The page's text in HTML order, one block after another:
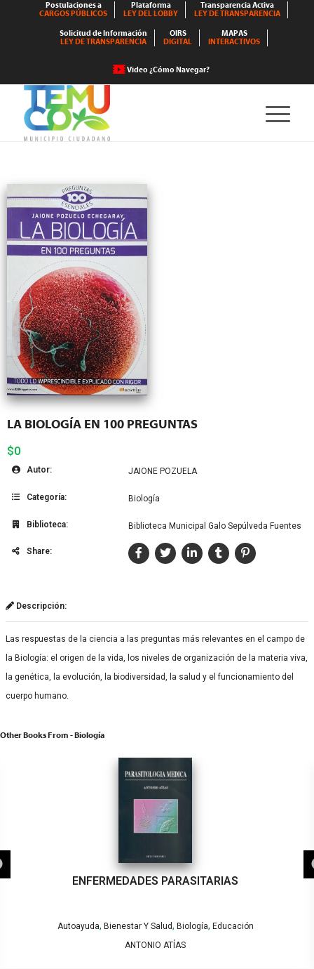
Postulaciones a
CARGOS PÚBLICOS
Plataforma
LEY DEL LOBBY
Transparencia Activa
LEY DE TRANSPARENCIA
Solicitud de Información
LEY DE TRANSPARENCIA
OIRS
DIGITAL
MAPAS
INTERACTIVOS
Video ¿Cómo Navegar?
LA BIOLOGÍA EN 100 PREGUNTAS
$0
Autor: JAIONE POZUELA
Categoría: Biología
Biblioteca: Biblioteca Municipal Galo Sepúlveda Fuentes
Share:
Descripción:
Las respuestas de la ciencia a las preguntas más relevantes en el campo de
la Biología: el origen de la vida, los niveles de organización de la materia viva,
la genética, la evolución, la biodiversidad, la salud y el funcionamiento del
cuerpo humano.
Other Books From - Biología
ENFERMEDADES PARASITARIAS
Autoayuda, Bienestar Y Salud, Biología, Educación
ANTONIO ATÍAS